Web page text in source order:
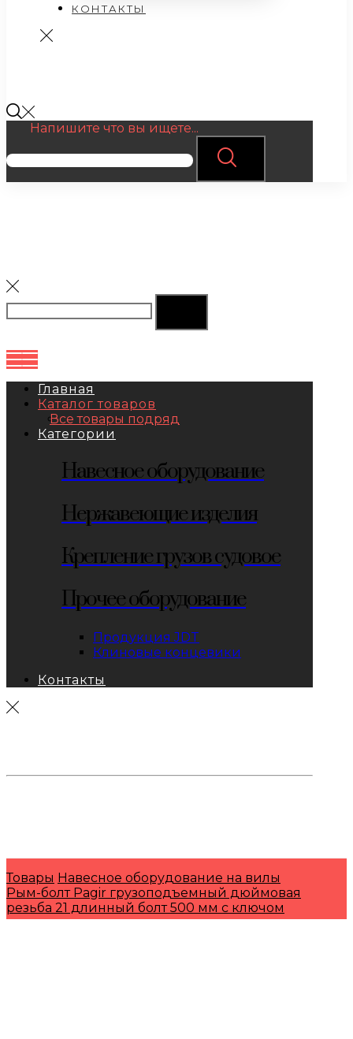
КОНТАКТЫ
Напишите что вы ищете...
Главная
Каталог товаров
Все товары подряд
Категории
Навесное оборудование
Нержавеющие изделия
Крепление грузов судовое
Прочее оборудование
Продукция JDT
Клиновые концевики
Контакты
Товары Навесное оборудование на вилы
Рым-болт Pagir грузоподъемный дюймовая
резьба 21 длинный болт 500 мм с ключом